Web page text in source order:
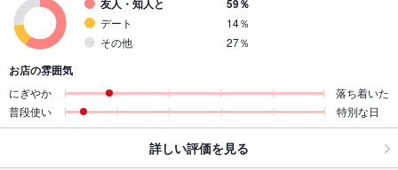
友人・知人と
59％
デート
14％
その他
27％
お店の雰囲気
にぎやか
落ち着いた
普段使い
特別な日
詳しい評価を見る